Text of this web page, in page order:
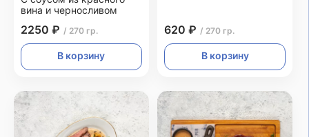
вина и черносливом
2250 ₽ / 270 гр.
В корзину
620 ₽ / 270 гр.
В корзину